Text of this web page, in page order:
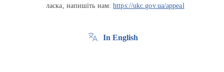
ласка, напишіть нам:https://ukc.gov.ua/appeal
In English